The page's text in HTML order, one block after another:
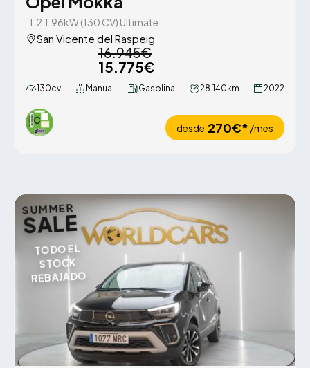
1.2 T 96kW (130 CV) Ultimate
San Vicente del Raspeig
16.945€
15.775€
130cv Manual Gasolina 28.140km 2022
desde 270€* /mes
SUMMER
SALE
TODO EL
STOCK
REBAJADO